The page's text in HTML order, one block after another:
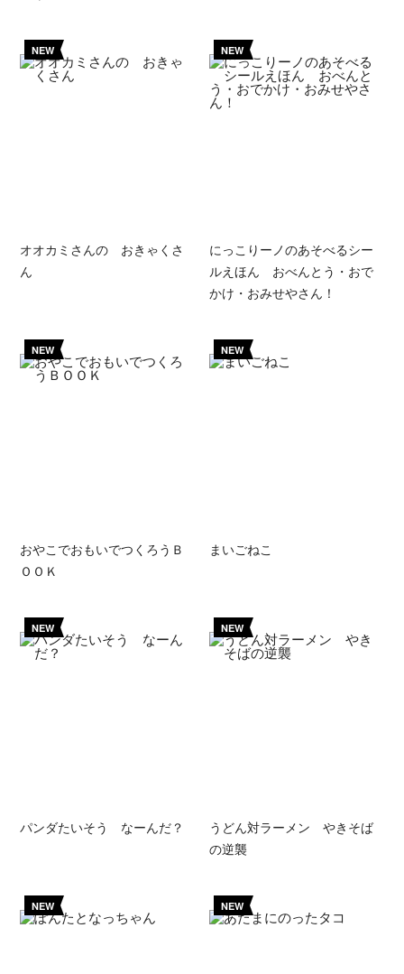
NEW
オオカミさんの おきゃくさ
ん
NEW
にっこりーノのあそべるシー
ルえほん おべんとう・おで
かけ・おみせやさん！
NEW
おやこでおもいでつくろうＢ
ＯＯＫ
NEW
まいごねこ
NEW
パンダたいそう なーんだ？
NEW
うどん対ラーメン やきそば
の逆襲
NEW NEW